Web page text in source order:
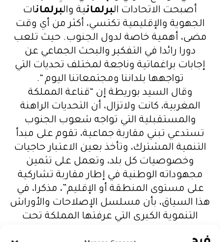
أصبحت الاتحادات البرلمانية والبرلمانات
الجهوية والإقليمية تكتسي، أكثر من أي وقت
مضى، أهمية خاصة لدول الجنوب. حيث تلعب
دورا رائدا في التفكير والبحث الجماعي عن
إجابات براغماتية وناجعة لمختلف تحديات التي
تواجهها بلداننا ومجتمعاتنا اليوم “.
وقال السيد بوريطة إن “قناعة المملكة
المغربية، كانت ولاتزال، أن التحديات الراهنة
والمستقبلية التي تواجه شعوب الجنوب
تستدعي تبني مقاربة جماعية، تقوم على مبدأ
التنمية المشترك، وتأخذ بعين الاعتبار حاجيات
وخصوصيات كل بلد، وتعمل على تثمين
مجهوداته الوطنية في إطار مقاربة تشاركية
على مستوى المنطقة أو الإقليم”، مذكرا، في
هذا السياق، بأن مسلسل الإصلاحات والأوراش
التنموية الكبرى التي عرفتها المملكة تحت